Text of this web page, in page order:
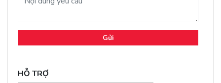
Gửi
HỖ TRỢ